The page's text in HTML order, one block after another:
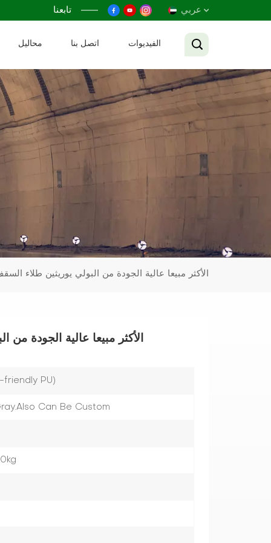
تابعنا عربي
Français
Русский
محاليل اتصل بنا الفيديوات
الأكثر مبيعا عالية الجودة من البولي يوريثين طلاء
الأكثر مبيعا عالية الجودة من
friendly PU)
Can Be Custom